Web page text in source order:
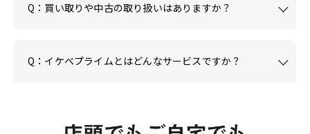
Q：買い取りや中古の取り扱いはありますか？
Q：イケベプライムとはどんなサービスですか？